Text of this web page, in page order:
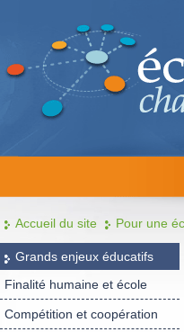
Accueil du site Pour une
Grands enjeux éducatifs
Finalité humaine et école
Compétition et coopération